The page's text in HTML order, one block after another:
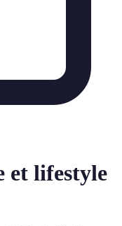
et lifestyle